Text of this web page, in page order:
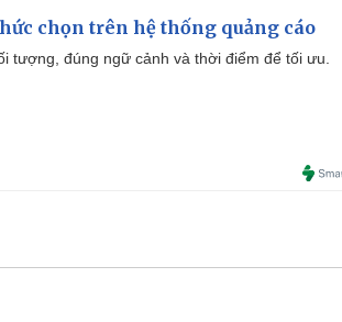
chọn trên hệ thống quảng cáo
tượng, đúng ngữ cảnh và thời điểm để tối ưu.